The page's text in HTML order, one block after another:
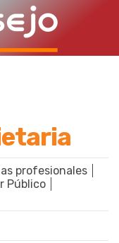
profesionales
Público